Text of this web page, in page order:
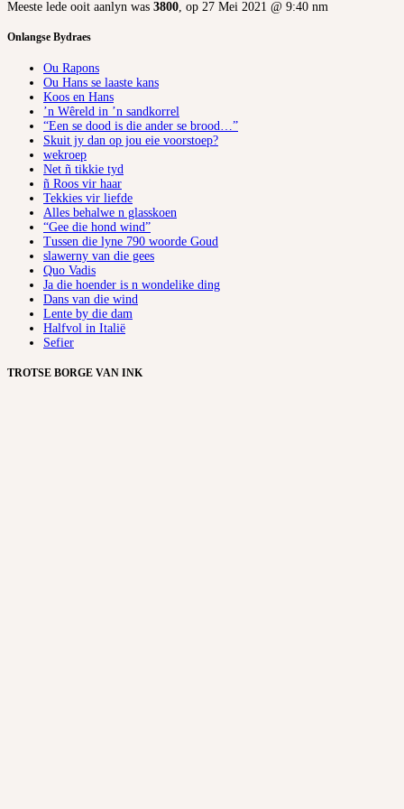
Meeste lede ooit aanlyn was 3800, op 27 Mei 2021 @ 9:40 nm
Onlangse Bydraes
Ou Rapons
Ou Hans se laaste kans
Koos en Hans
’n Wêreld in ’n sandkorrel
“Een se dood is die ander se brood…”
Skuit jy dan op jou eie voorstoep?
wekroep
Net ñ tikkie tyd
ñ Roos vir haar
Tekkies vir liefde
Alles behalwe n glasskoen
“Gee die hond wind”
Tussen die lyne 790 woorde Goud
slawerny van die gees
Quo Vadis
Ja die hoender is n wondelike ding
Dans van die wind
Lente by die dam
Halfvol in Italië
Sefier
TROTSE BORGE VAN INK